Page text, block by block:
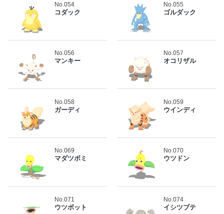
No.054
コダック
No.055
ゴルダック
No.056
マンキー
No.057
オコリザル
No.058
ガーディ
No.059
ウインディ
No.069
マダツボミ
No.070
ウツドン
No.071
ウツボット
No.074
イシツブテ